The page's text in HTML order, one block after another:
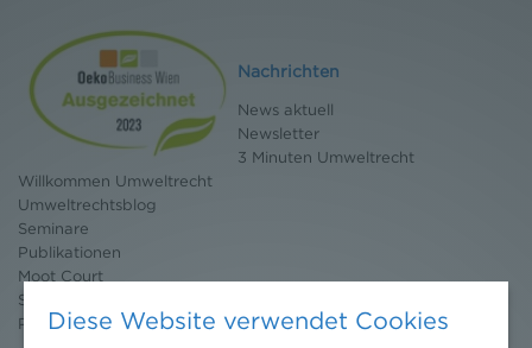
Nachrichten
News aktuell
Newsletter
3 Minuten Umweltrecht
Willkommen Umweltrecht
Umweltrechtsblog
Seminare
Publikationen
Moot Court
Stipendium
Pressebereich
Diese Website verwendet Cookies